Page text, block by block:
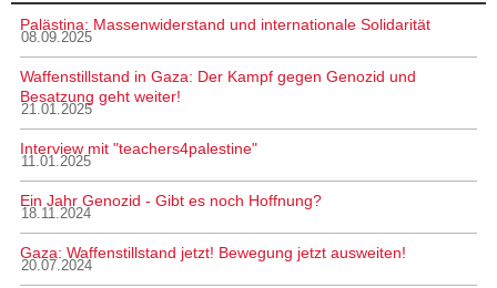
Palästina: Massenwiderstand und internationale Solidarität
08.09.2025
Waffenstillstand in Gaza: Der Kampf gegen Genozid und
Besatzung geht weiter!
21.01.2025
Interview mit "teachers4palestine"
11.01.2025
Ein Jahr Genozid - Gibt es noch Hoffnung?
18.11.2024
Gaza: Waffenstillstand jetzt! Bewegung jetzt ausweiten!
20.07.2024